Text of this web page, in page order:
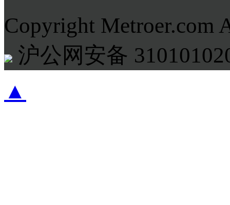
Copyright Metroer.com
沪公网安备
▲